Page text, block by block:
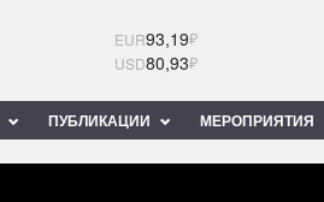
EUR93,19₽
USD80,93₽
ПУБЛИКАЦИИ МЕРОПРИЯТИЯ